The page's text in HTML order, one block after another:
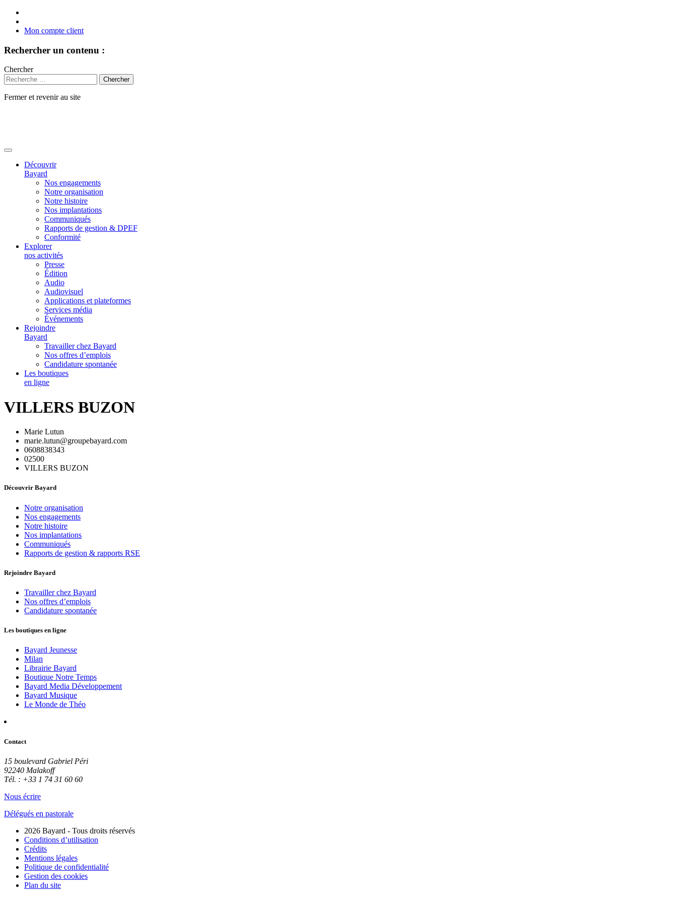
Mon compte client
Rechercher un contenu :
Chercher
Fermer et revenir au site
Découvrir
Bayard
Nos engagements
Notre organisation
Notre histoire
Nos implantations
Communiqués
Rapports de gestion & DPEF
Conformité
Explorer
nos activités
Presse
Édition
Audio
Audiovisuel
Applications et plateformes
Services média
Événements
Rejoindre
Bayard
Travailler chez Bayard
Nos offres d’emplois
Candidature spontanée
Les boutiques
en ligne
VILLERS BUZON
Marie Lutun
marie.lutun@groupebayard.com
0608838343
02500
VILLERS BUZON
Découvrir Bayard
Notre organisation
Nos engagements
Notre histoire
Nos implantations
Communiqués
Rapports de gestion & rapports RSE
Rejoindre Bayard
Travailler chez Bayard
Nos offres d’emplois
Candidature spontanée
Les boutiques en ligne
Bayard Jeunesse
Milan
Librairie Bayard
Boutique Notre Temps
Bayard Media Développement
Bayard Musique
Le Monde de Théo
Contact
15 boulevard Gabriel Péri
92240 Malakoff
Tél. : +33 1 74 31 60 60
Nous écrire
Délégués en pastorale
2026 Bayard - Tous droits réservés
Conditions d’utilisation
Crédits
Mentions légales
Politique de confidentialité
Gestion des cookies
Plan du site